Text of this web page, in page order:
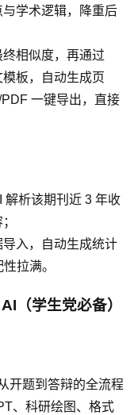
学术逻辑，降重后
相似度，再通过
模板，自动生成页
一键导出，直接
解析该期刊近 3 年收
入，自动生成统计
拉满。
（学生党必备）
开题到答辩的全流程
、科研绘图、格式